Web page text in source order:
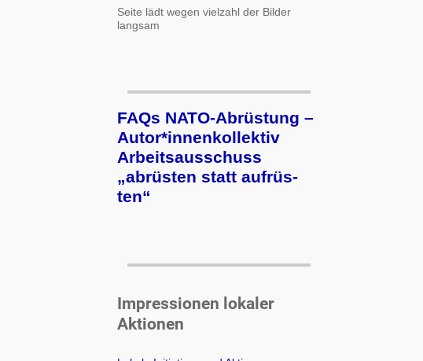
Seite lädt wegen vielzahl der Bilder
langsam
FAQs NATO-Abrüstung –
Autor*innenkollektiv
Arbeits­aus­schuss
„ab­rüs­ten statt auf­rüs­
ten“
Impressionen lokaler
Aktionen